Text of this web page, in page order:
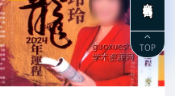
TOP